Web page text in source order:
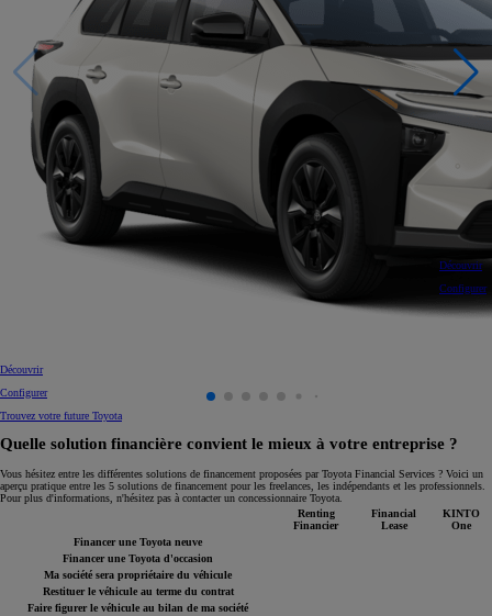
Découvrir
Configurer
Découvrir
Configurer
Trouvez votre future Toyota
Quelle solution financière convient le mieux à votre entreprise ?
Vous hésitez entre les différentes solutions de financement proposées par Toyota Financial Services ? Voici un
aperçu pratique entre les 5 solutions de financement pour les freelances, les indépendants et les professionnels.
Pour plus d'informations, n'hésitez pas à contacter un concessionnaire Toyota.
Renting
Financier
Financial
Lease
KINTO
One
Financer une Toyota neuve
Financer une Toyota d'occasion
Ma société sera propriétaire du véhicule
Restituer le véhicule au terme du contrat
Faire figurer le véhicule au bilan de ma société